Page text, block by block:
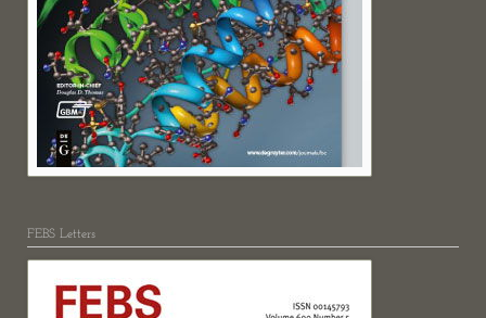
FEBS Letters